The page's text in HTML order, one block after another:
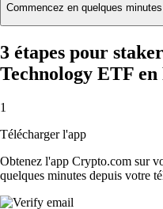
Commencez en quelques minutes
3 étapes pour
Technology ETF en
1
Télécharger l'app
Obtenez l'app Crypto.com sur
quelques minutes depuis votre